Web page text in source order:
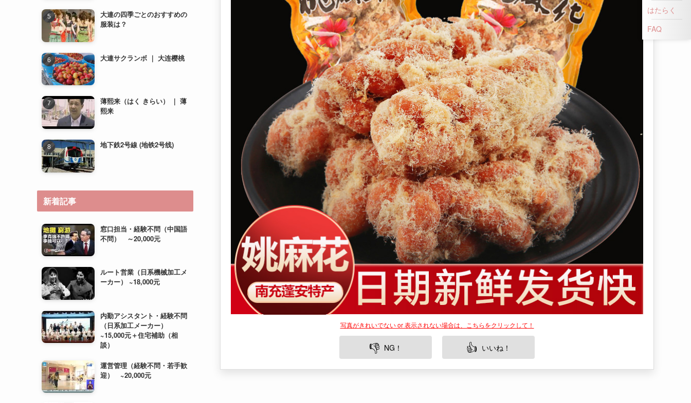
写真がきれいでない or 表示されない場合は、こちらをクリックして！
👎 NG！ 👍 いいね！
大連の四季ごとのおすすめの
服装は？
大連サクランボ ｜ 大连樱桃
薄熙来（はく きらい） ｜ 薄
熙来
地下鉄2号線 (地铁2号线)
新着記事
窓口担当・経験不問（中国語
不問） ～20,000元
ルート営業（日系機械加工メ
ーカー） ~18,000元
内勤アシスタント・経験不問
（日系加工メーカー）
~15,000元＋住宅補助（相
談）
運営管理（経験不問・若手歓
迎） ~20,000元
はたらく
FAQ